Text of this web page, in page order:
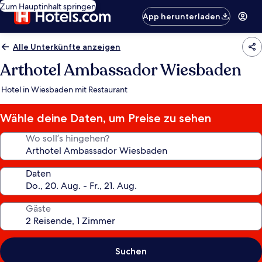
Zum Hauptinhalt springen
App herunterladen
Alle Unterkünfte anzeigen
Arthotel Ambassador Wiesbaden
Hotel in Wiesbaden mit Restaurant
Wähle deine Daten, um Preise zu sehen
Wo soll’s hingehen?
Daten
Gäste
Suchen